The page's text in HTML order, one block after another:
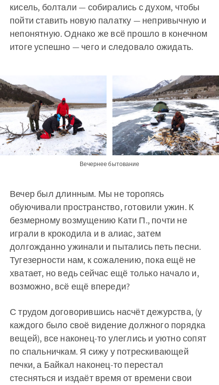
кисель, болтали — собирались с духом, чтобы
пойти ставить новую палатку — непривычную и
непонятную. Однако же всё прошло в конечном
итоге успешно — чего и следовало ожидать.
Вечернее бытование
Вечер был длинным. Мы не торопясь
обуючивали пространство, готовили ужин. К
безмерному возмущению Кати П., почти не
играли в крокодила и в алиас, затем
долгожданно ужинали и пытались петь песни.
Тугезерности нам, к сожалению, пока ещё не
хватает, но ведь сейчас ещё только начало и,
возможно, всё ещё впереди?
С трудом договорившись насчёт дежурства, (у
каждого было своё видение должного порядка
вещей), все наконец-то улеглись и уютно сопят
по спальничкам. Я сижу у потрескивающей
печки, а Байкал наконец-то перестал
стесняться и издаёт время от времени свои